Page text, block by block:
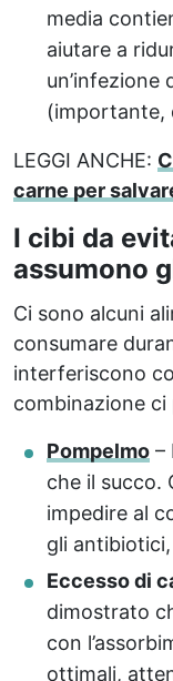
media
aiutare a
un’infezione
(importante,
LEGGI ANCHE:
carne per
I cibi da
assumono
Ci sono alcuni
consumare
interferiscono
combinazione ci
Pompelmo –
che il succo.
impedire al
gli
Eccesso di
dimostrato
con
ottimali,